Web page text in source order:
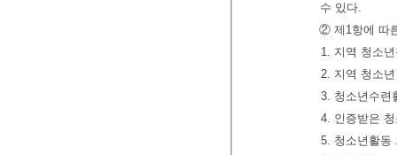
수 있다.
② 제1항에 따
1. 지역 청소
2. 지역 청소
3. 청소년수련
4. 인증받은
5. 청소년활동